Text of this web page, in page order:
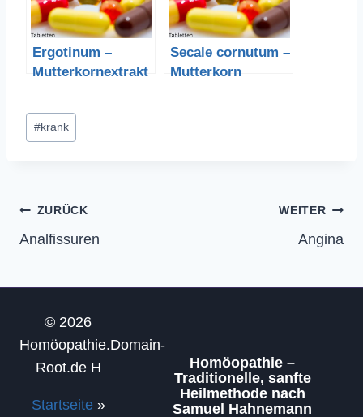
Ergotinum –
Mutterkornextrakt
Secale cornutum –
Mutterkorn
Schlagworte:
#krank
Beitragsnavigation
ZURÜCK
Analfissuren
WEITER
Angina
© 2026
Homöopathie.Domain-
Root.de H
Startseite»
Homöopathie –
Traditionelle, sanfte
Heilmethode nach
Samuel Hahnemann